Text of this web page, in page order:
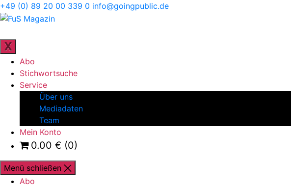
Direkt
zum
wechseln
+49 (0) 89 20 00 339 0 info@goingpublic.de
FuS
X
Abo
Stichwortsuche
Service
Über uns
Mediadaten
Team
Mein Konto
0.00 € (0)
Menü schließen
Abo